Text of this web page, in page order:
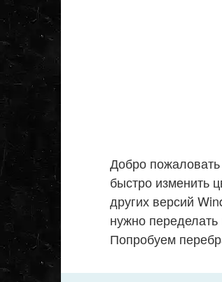
Добро
быстро изменить
других версий
нужно
Попробуем